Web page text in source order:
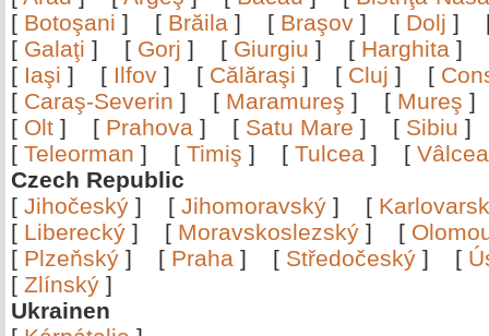
[ Botoşani ] [ Brăila ] [ Braşov ] [ Dolj ]
[ Galaţi ] [ Gorj ] [ Giurgiu ] [ Harghita ]
[ Iaşi ] [ Ilfov ] [ Călăraşi ] [ Cluj ] [
[ Caraş-Severin ] [ Maramureş ] [ Mureş
[ Olt ] [ Prahova ] [ Satu Mare ] [ Sibiu
[ Teleorman ] [ Timiş ] [ Tulcea ] [
Czech Republic
[ Jihočeský ] [ Jihomoravský ] [
[ Liberecký ] [ Moravskoslezský ] [
[ Plzeňský ] [ Praha ] [ Středočeský ] [
[ Zlínský ]
Ukrainen